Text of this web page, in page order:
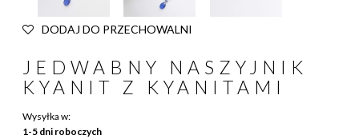
DODAJ DO PRZECHOWALNI
JEDWABNY NASZYJNIK
KYANIT Z KYANITAMI
Wysyłka w:
1-5 dni roboczych